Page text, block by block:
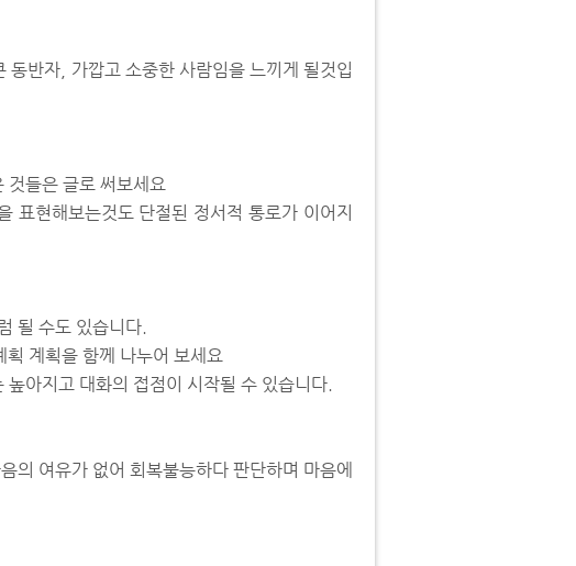
반자, 가깝고 소중한 사람임을 느끼게 될것입
것들은 글로 써보세요
표현해보는것도 단절된 정서적 통로가 이어지
될 수도 있습니다.
계획을 함께 나누어 보세요
아지고 대화의 접점이 시작될 수 있습니다.
의 여유가 없어 회복불능하다 판단하며 마음에